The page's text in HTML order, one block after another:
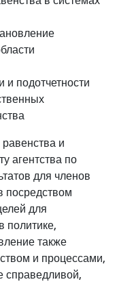
подотчетности
и
агентства по
для членов
посредством
для
политике,
также
и процессами,
справедливой,